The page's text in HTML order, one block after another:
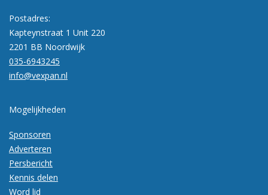
Postadres:
Kapteynstraat 1 Unit 220
2201 BB Noordwijk
035-6943245
info@vexpan.nl
Mogelijkheden
Sponsoren
Adverteren
Persbericht
Kennis delen
Word lid